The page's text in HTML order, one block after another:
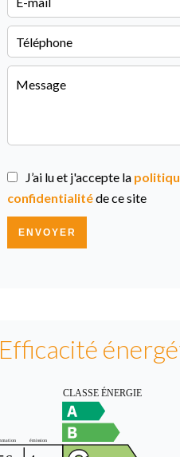
J’ai lu et j'accepte la
confidentialitéde ce site
ENVOYER
Efficacité